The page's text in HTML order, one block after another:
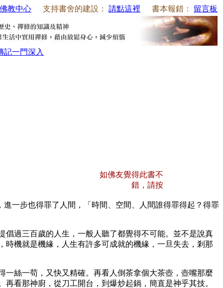
教中心 支持書舍的建設： 請點這裡 書本報錯： 留言板
記一門深入
如佛友覺得此書不
錯，請按
一步也得罪了人間，「時間、空間、人間誰得罪得起？得罪
過三百歲的人生，一般人聽了都覺得不可能。並不是說真
機就是機緣，人生有許多可成就的機緣，一旦失去，剎那
絲一苟，又快又精確。再看人倒茶拿個大茶壺，壺嘴那麼
看那神廚，從刀工開台，到爆炒起鍋，簡直是神乎其技。